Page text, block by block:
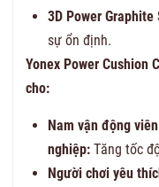
3D Power Graphite
sự ổn định.
Yonex Power Cushion
cho:
Nam vận động
nghiệp: Tăng tốc
Người chơi yêu